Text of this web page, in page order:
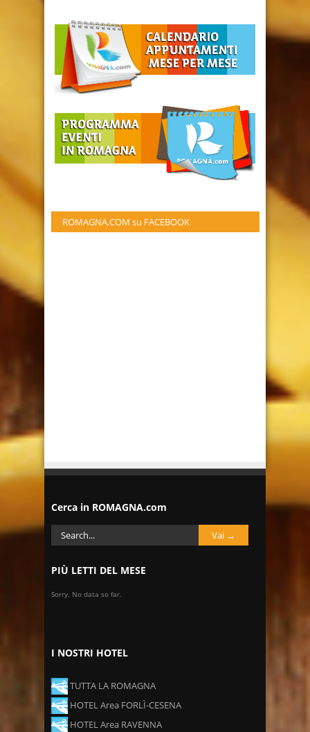
ROMAGNA.COM su FACEBOOK
Cerca in ROMAGNA.com
PIÙ LETTI DEL MESE
Sorry. No data so far.
I NOSTRI HOTEL
TUTTA LA ROMAGNA
HOTEL Area FORLÌ-CESENA
HOTEL Area RAVENNA